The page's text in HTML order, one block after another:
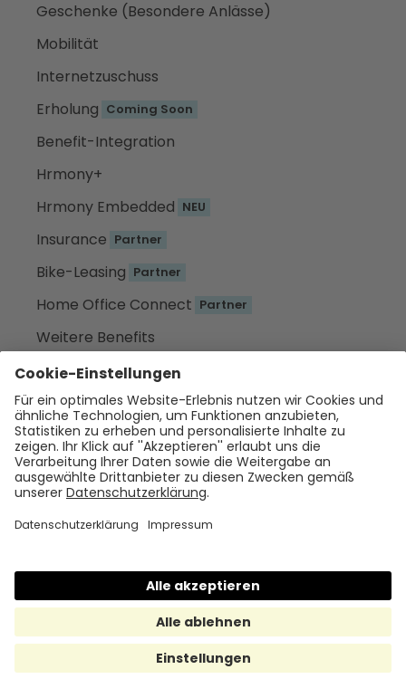
Geschenke (Besondere Anlässe)
Mobilität
Internetzuschuss
Erholung Coming Soon
Benefit-Integration
Hrmony+
Hrmony Embedded NEU
Insurance Partner
Bike-Leasing Partner
Home Office Connect Partner
Weitere Benefits
Preise
Wissen
Blog
Help Center
Webinare
Newsletter